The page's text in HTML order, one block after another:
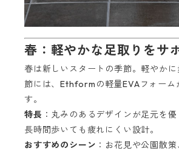
春：軽やかな足取りをサ
春は新しいスタートの季節。軽やか
節には、Ethformの軽量EVAフォーム
す。
特長 ：丸みのあるデザインが足元を優
長時間歩いても疲れにくい設計。
おすすめのシーン ：お花見や公園散策